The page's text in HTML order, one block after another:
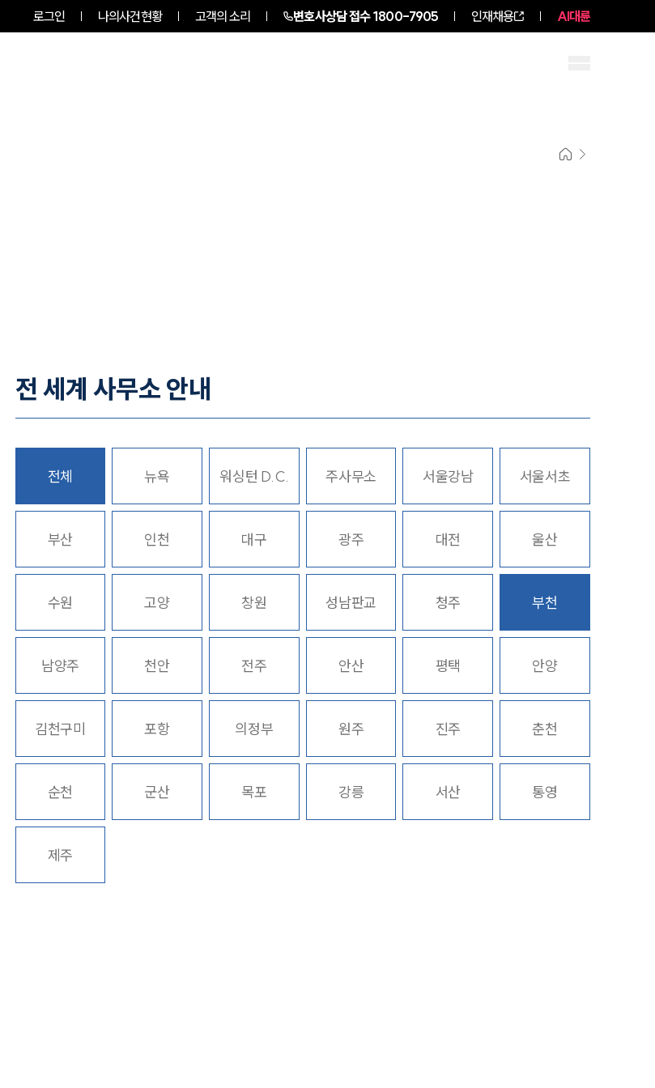
로그인 나의사건현황 고객의 소리 변호사상담 접수1800-7905 인재채용 AI대륜
주요 업무사례
사례분석/최신동향
법률정보
법률지식인
고객후기
업무분야
M&A센터 업무
전체
구성원 소개
M&A전문변호사
전 세계 사무소 안내
전체 뉴욕 워싱턴 D.C. 주사무소 서울강남 서울서초
부산 인천 대구 광주 대전 울산
수원 고양 창원 성남판교 청주 부천
남양주 천안 전주 안산 평택 안양
김천구미 포항 의정부 원주 진주 춘천
순천 군산 목포 강릉 서산 통영
제주